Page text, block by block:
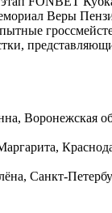
Веры
Воронежская
Санкт-